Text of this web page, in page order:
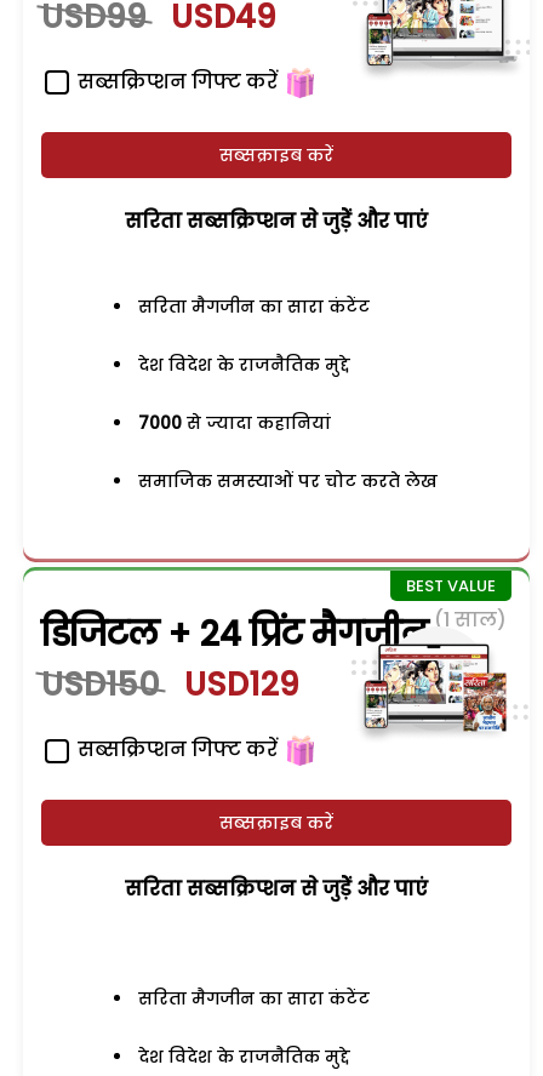
USD99 USD49
सब्सक्रिप्शन गिफ्ट करें
सब्सक्राइब करें
सरिता सब्सक्रिप्शन से जुड़ेें और पाएं
सरिता मैगजीन का सारा कंटेंट
देश विदेश के राजनैतिक मुद्दे
7000 से ज्यादा कहानियां
समाजिक समस्याओं पर चोट करते लेख
डिजिटल + 24 प्रिंट मैगजीन (1 साल)
USD150 USD129
सब्सक्रिप्शन गिफ्ट करें
सब्सक्राइब करें
सरिता सब्सक्रिप्शन से जुड़ेें और पाएं
सरिता मैगजीन का सारा कंटेंट
देश विदेश के राजनैतिक मुद्दे